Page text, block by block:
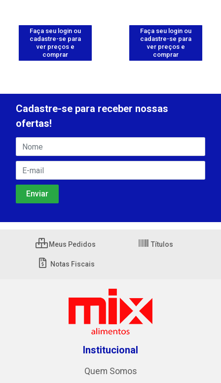
Faça seu login ou
cadastre-se para
ver preços e
comprar
Faça seu login ou
cadastre-se para
ver preços e
comprar
Cadastre-se para receber nossas
ofertas!
Meus Pedidos Títulos
Notas Fiscais
Institucional
Quem Somos